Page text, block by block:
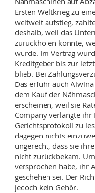
Ersten Weltkrieg zu
weltweit aufstieg,
deshalb, weil das
zurückholen konnte,
wurde. Im Vertrag
Kreditgeber bis zur
blieb. Bei
Das erfuhr auch Alwina
dem Kauf der
erscheinen, weil sie
Company verlangte ihr
Gerichtsprotokoll zu
dagegen nichts
ungerecht, dass sie
nicht zurückbekam.
versprochen habe, ihr
geschehen sei. Der
jedoch kein Gehör.